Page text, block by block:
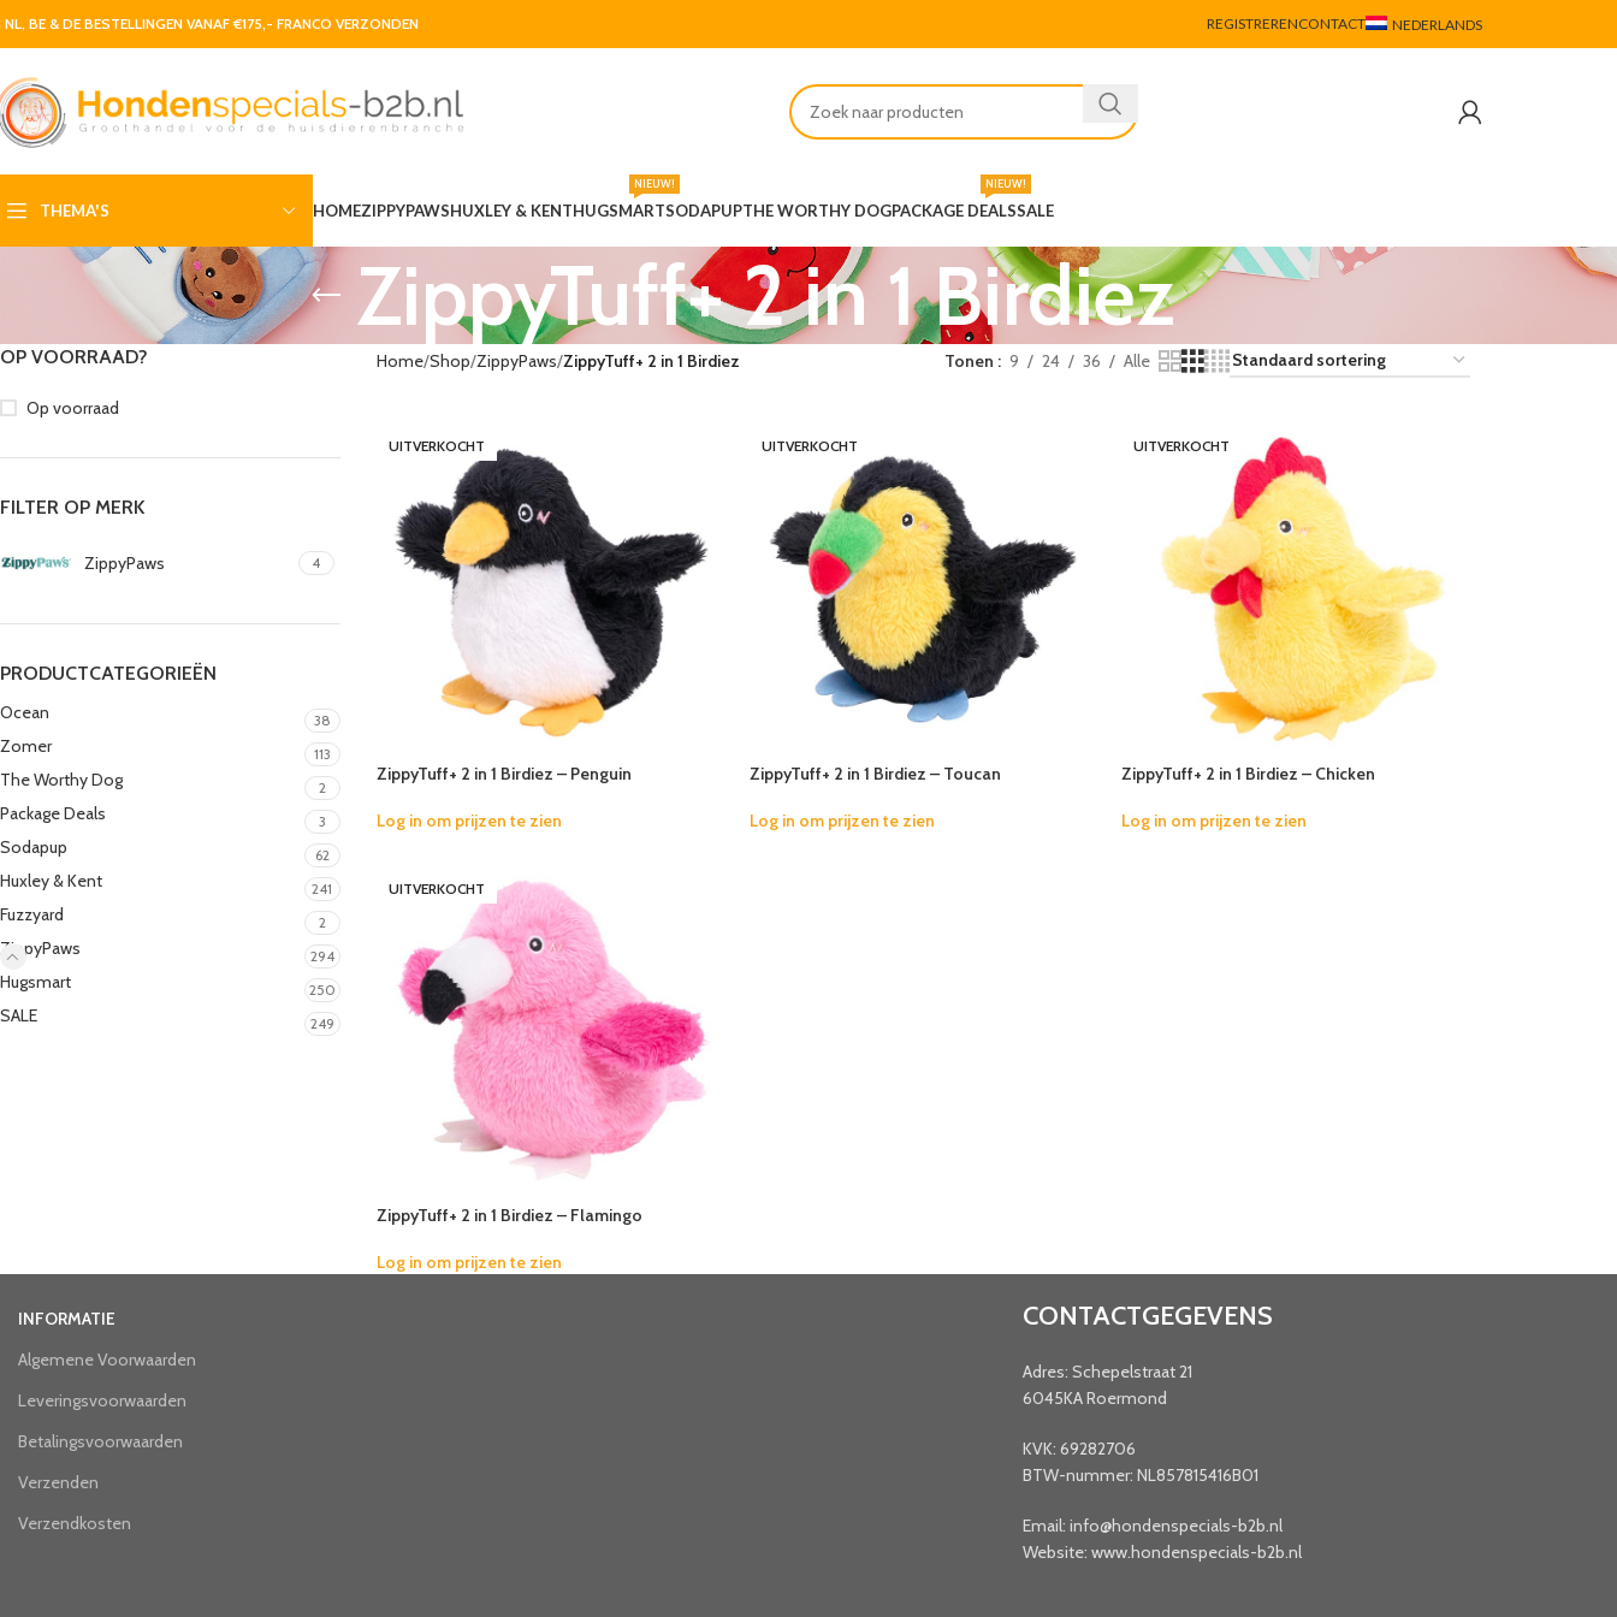
NL, BE & DE BESTELLINGEN VANAF €175,- FRANCO VERZONDEN REGISTRERENCONTACT NEDERLANDS
THEMA'S HOMEZIPPYPAWSHUXLEY & KENTHUGSMART
NIEUW!
SODAPUPTHE WORTHY DOGPACKAGE DEALS
NIEUW!
SALE
ZippyTuff+ 2 in 1 Birdiez
OP VOORRAAD?
Op voorraad
FILTER OP MERK
ZippyPaws 4
PRODUCTCATEGORIEËN
Ocean 38
Zomer 113
The Worthy Dog 2
Package Deals 3
Sodapup 62
Huxley & Kent 241
Fuzzyard 2
ZippyPaws 294
Hugsmart 250
SALE 249
Home Shop ZippyPaws ZippyTuff+ 2 in 1 Birdiez Tonen 9 24 36 Alle
UITVERKOCHT
ZippyTuff+ 2 in 1 Birdiez – Penguin
Log in om prijzen te zien
UITVERKOCHT
ZippyTuff+ 2 in 1 Birdiez – Toucan
Log in om prijzen te zien
UITVERKOCHT
ZippyTuff+ 2 in 1 Birdiez – Chicken
Log in om prijzen te zien
UITVERKOCHT
ZippyTuff+ 2 in 1 Birdiez – Flamingo
Log in om prijzen te zien
INFORMATIE
Algemene Voorwaarden
Leveringsvoorwaarden
Betalingsvoorwaarden
Verzenden
Verzendkosten
CONTACTGEGEVENS
Adres: Schepelstraat 21
6045KA Roermond
KVK: 69282706
BTW-nummer: NL857815416B01
Email: info@hondenspecials-b2b.nl
Website: www.hondenspecials-b2b.nl